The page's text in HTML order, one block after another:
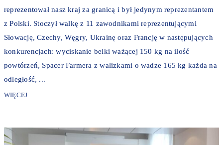
reprezentował nasz kraj za granicą i był jedynym reprezentantem
z Polski. Stoczył walkę z 11 zawodnikami reprezentującymi
Słowację, Czechy, Węgry, Ukrainę oraz Francję w następujących
konkurencjach: wyciskanie belki ważącej 150 kg na ilość
powtórzeń, Spacer Farmera z walizkami o wadze 165 kg każda na
odległość, ...
WIĘCEJ